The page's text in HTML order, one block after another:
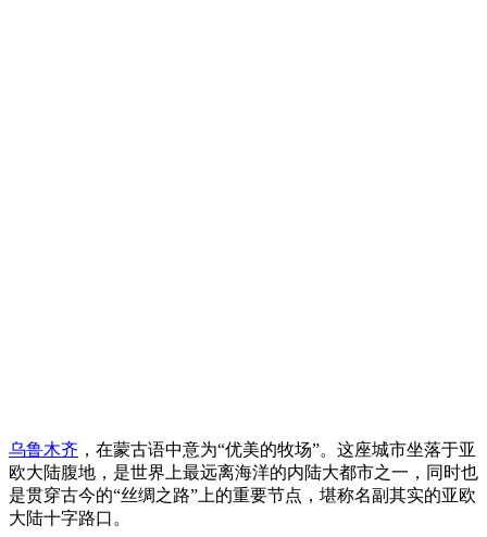
乌鲁木齐 ，在蒙古语中意为“优美的牧场”。这座城市坐落于亚
欧大陆腹地，是世界上最远离海洋的内陆大都市之一，同时也
是贯穿古今的“丝绸之路”上的重要节点，堪称名副其实的亚欧
大陆十字路口。